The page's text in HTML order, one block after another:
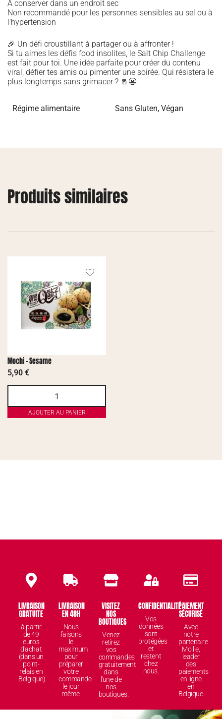
À conserver dans un endroit sec
Non recommandé pour les personnes sensibles au sel ou à
l’hypertension
🎉 Un défi croustillant à partager ou à affronter !
Si tu aimes les défis food insolites, le Salt Chip Challenge
est fait pour toi. Une idée parfaite pour créer du contenu
viral, défier tes amis ou pimenter une soirée. Qui résistera le
plus longtemps sans grimacer ? 🧂😬
Régime alimentaire Sans Gluten, Végan
Produits similaires
Mochi – Sesame
5,90 €
AJOUTER AU PANIER
LIVRAISON
GRATUITE
à partir
de 49
euros
d'achat
(dans un
point-
relais en
Belgique).
LIVRAISON
EN 48H
Nous
faisons
le
maximum
pour
préparer
votre
commande
le jour
même.
VISITEZ
NOS
BOUTIQUES
Venez
retirez
vos
commandes
gratuitement
dans
l'une de
nos
boutiques.
CONFIDENTIALITÉ
Vos
données
sont
protégées
et
restent
chez
nous.
PAIEMENT
SÉCURISÉ
Avec
notre
partenaire
Mollie,
leader
des
paiements
en ligne
en
Belgique.